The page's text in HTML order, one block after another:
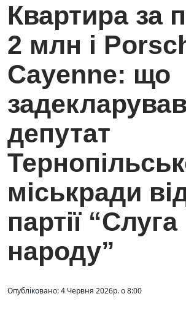
Квартира за
2 млн і
Cayenne: що
задекларував
депутат
міськради
партії “Слуга
народу”
Опубліковано: 4 Червня 2026р. о 8:00